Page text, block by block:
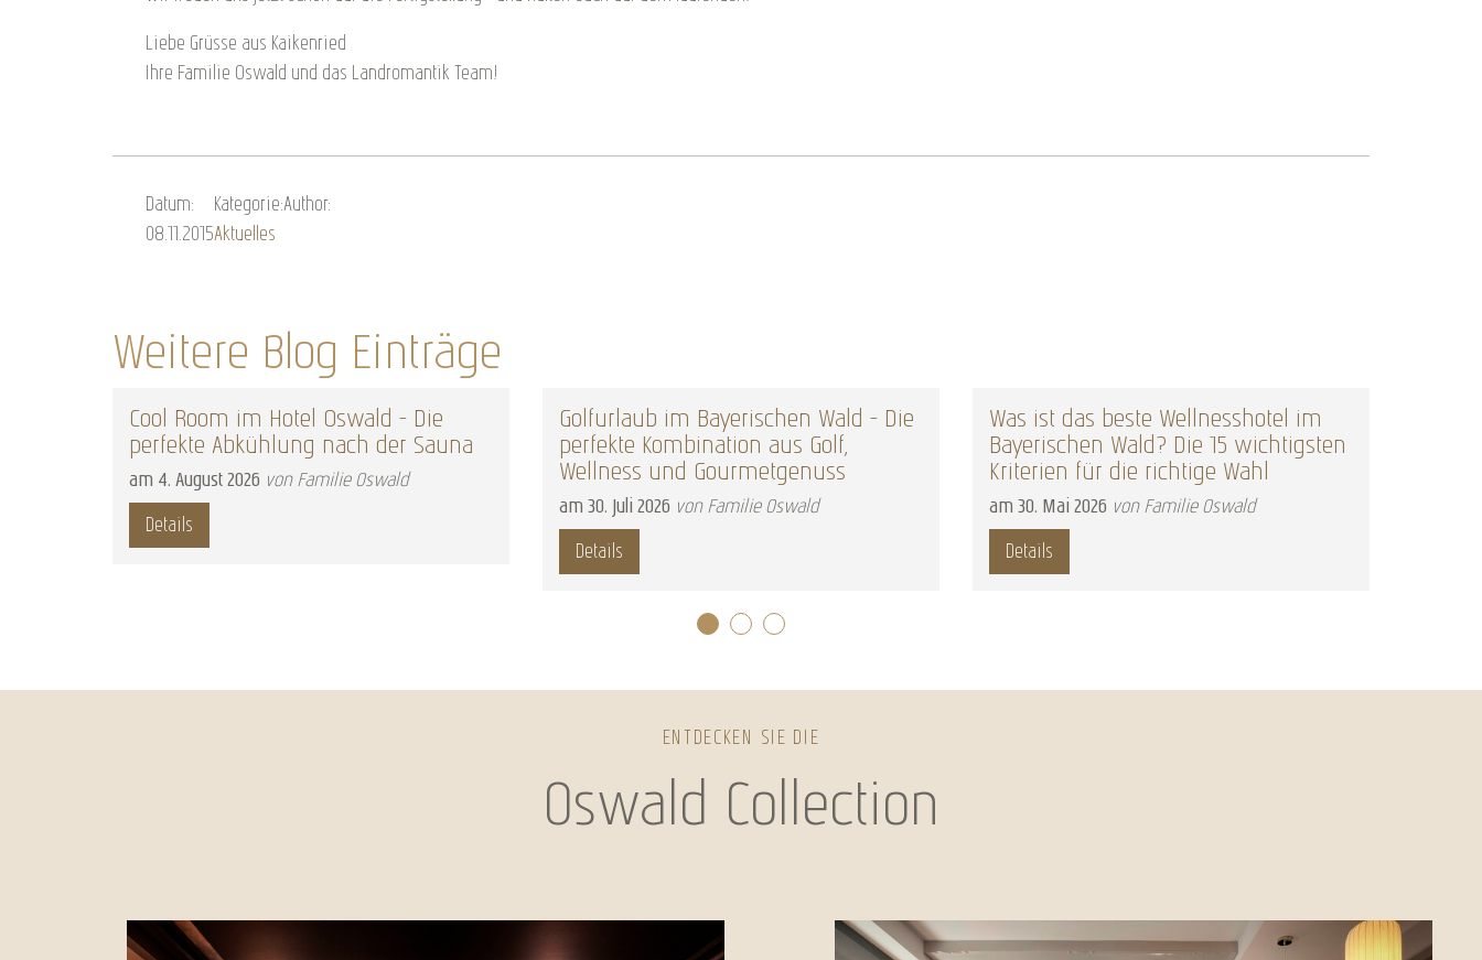
Liebe Grüsse aus Kaikenried
Ihre Familie Oswald und das Landromantik Team!
Datum:
08.11.2015
Kategorie:
Aktuelles
Author:
Weitere Blog Einträge
Cool Room im Hotel Oswald – Die
perfekte Abkühlung nach der Sauna
am 4. August 2026 von Familie Oswald
Details
Golfurlaub im Bayerischen Wald – Die
perfekte Kombination aus Golf,
Wellness und Gourmetgenuss
am 30. Juli 2026 von Familie Oswald
Details
Was ist das beste Wellnesshotel im
Bayerischen Wald? Die 15 wichtigsten
Kriterien für die richtige Wahl
am 30. Mai 2026 von Familie Oswald
Details
ENTDECKEN SIE DIE
Oswald Collection